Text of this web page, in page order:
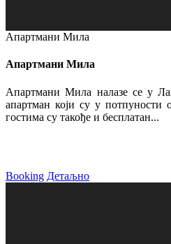
Апартмани Мила
Апартмани Мила
Апартмани Мила налазе се у
апартман који су у потпуности
гостима су такође и бесплатан...
Booking Детаљно